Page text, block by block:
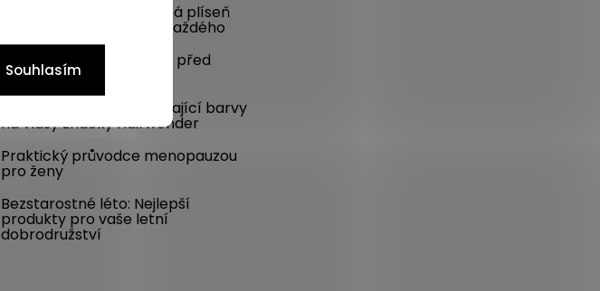
Souhlasím
Mykóza aneb nepříjemná plíseň
na nohou umí potrápit každého
Poradíme, jak se chránit před
komáry i vám
SLEVA 22 % na dlouhotrvající barvy
na vlasy značky Hairwonder
Praktický průvodce menopauzou
pro ženy
Bezstarostné léto: Nejlepší
produkty pro vaše letní
dobrodružství